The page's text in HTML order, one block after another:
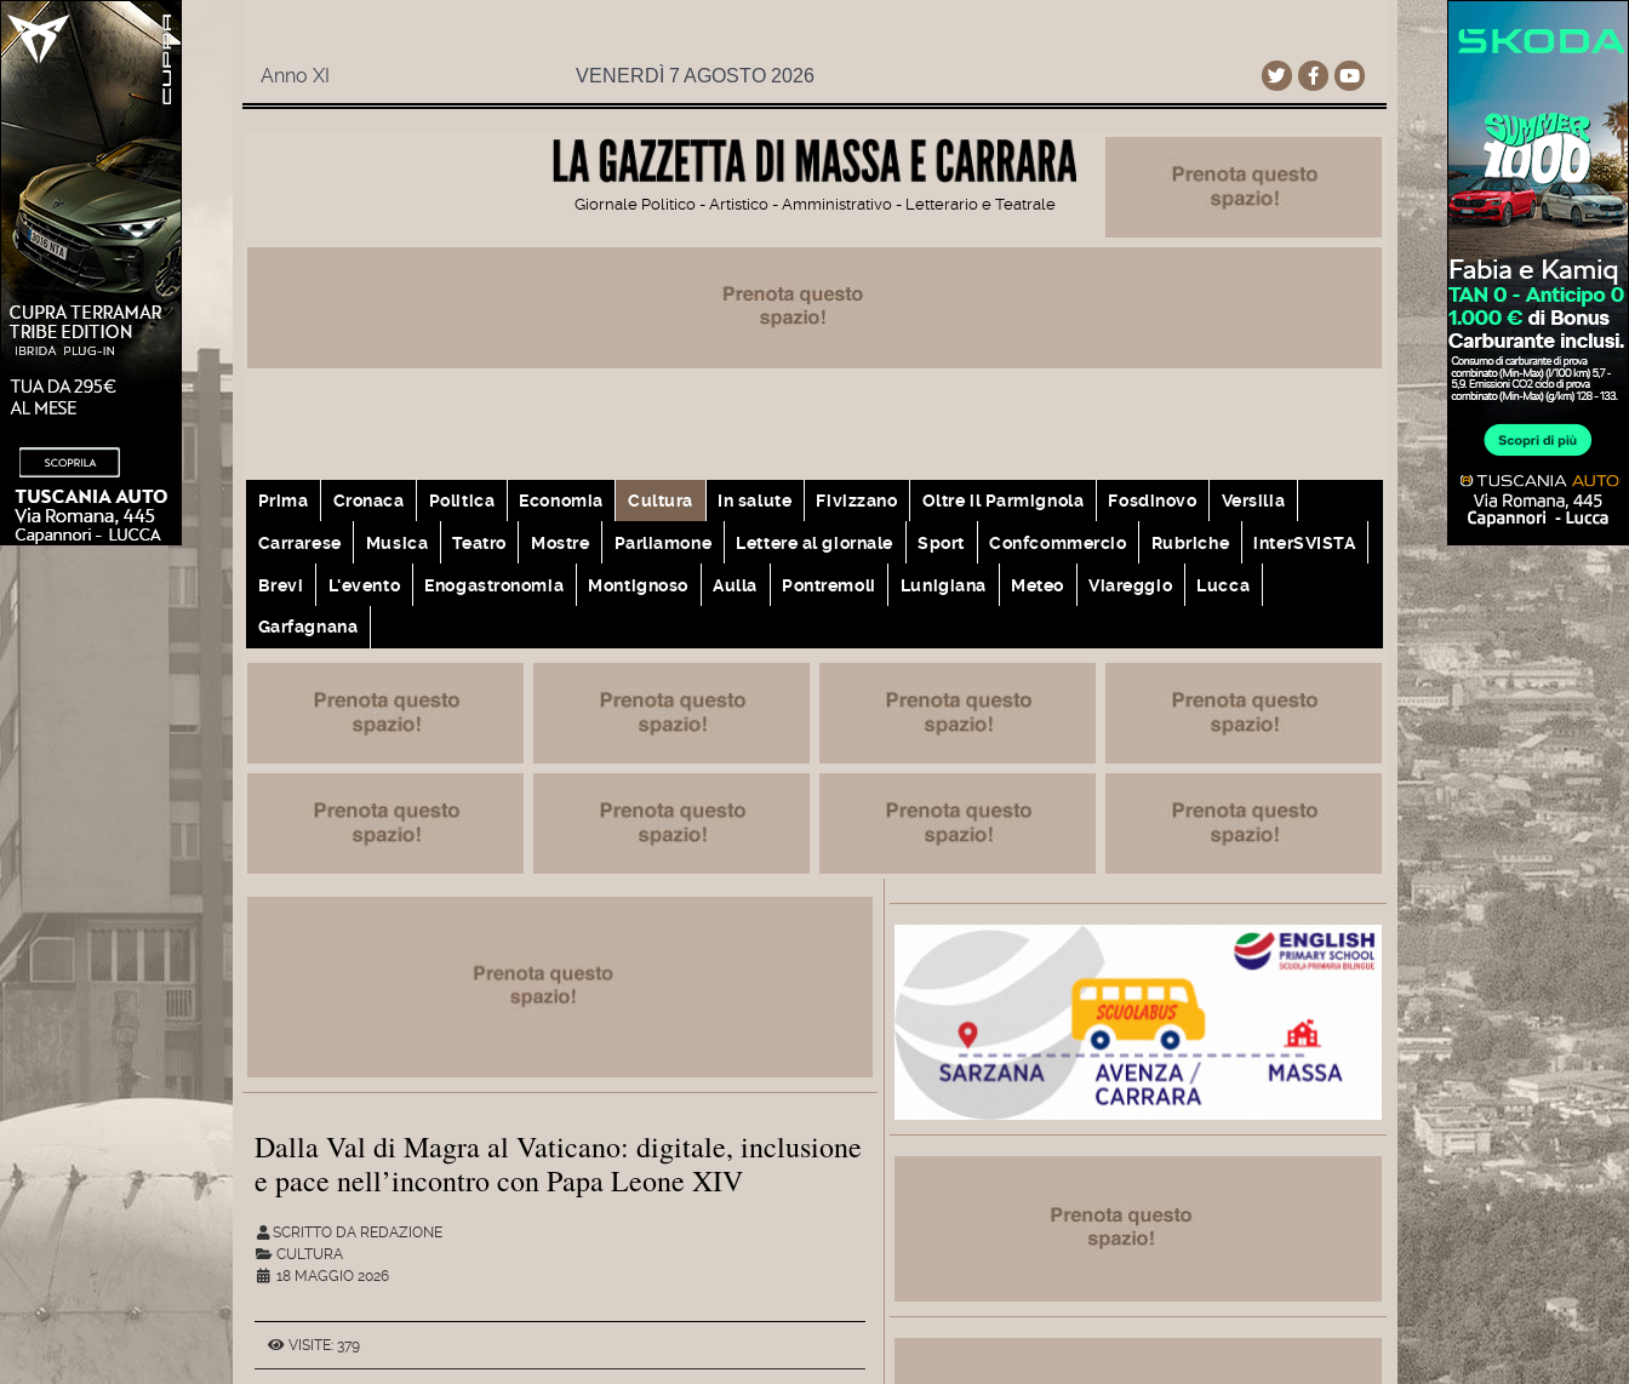
Anno XI VENERDÌ 7 AGOSTO 2026
Giornale Politico - Artistico - Amministrativo - Letterario e Teatrale
Prima Cronaca Politica Economia Cultura In salute Fivizzano Oltre il Parmignola Fosdinovo Versilia
Carrarese Musica Teatro Mostre Parliamone Lettere al giornale Sport Confcommercio Rubriche interSVISTA
Brevi L'evento Enogastronomia Montignoso Aulla Pontremoli Lunigiana Meteo Viareggio Lucca
Garfagnana
Dalla Val di Magra al Vaticano: digitale, inclusione
e pace nell’incontro con Papa Leone XIV
SCRITTO DA REDAZIONE
CULTURA
18 MAGGIO 2026
VISITE: 379